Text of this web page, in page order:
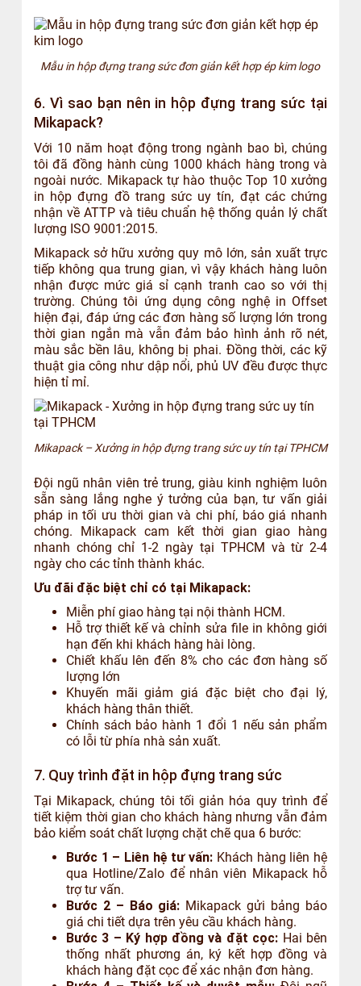
Mẫu in hộp đựng trang sức đơn giản kết hợp ép kim logo
6. Vì sao bạn nên in hộp đựng trang sức tại
Mikapack?
Với 10 năm hoạt động trong ngành bao bì, chúng
tôi đã đồng hành cùng 1000 khách hàng trong và
ngoài nước. Mikapack tự hào thuộc Top 10 xưởng
in hộp đựng đồ trang sức uy tín, đạt các chứng
nhận về ATTP và tiêu chuẩn hệ thống quản lý chất
lượng ISO 9001:2015.
Mikapack sở hữu xưởng quy mô lớn, sản xuất trực
tiếp không qua trung gian, vì vậy khách hàng luôn
nhận được mức giá sỉ cạnh tranh cao so với thị
trường. Chúng tôi ứng dụng công nghệ in Offset
hiện đại, đáp ứng các đơn hàng số lượng lớn trong
thời gian ngắn mà vẫn đảm bảo hình ảnh rõ nét,
màu sắc bền lâu, không bị phai. Đồng thời, các kỹ
thuật gia công như dập nổi, phủ UV đều được thực
hiện tỉ mỉ.
Mikapack – Xưởng in hộp đựng trang sức uy tín tại TPHCM
Đội ngũ nhân viên trẻ trung, giàu kinh nghiệm luôn
sẵn sàng lắng nghe ý tưởng của bạn, tư vấn giải
pháp in tối ưu thời gian và chi phí, báo giá nhanh
chóng. Mikapack cam kết thời gian giao hàng
nhanh chóng chỉ 1-2 ngày tại TPHCM và từ 2-4
ngày cho các tỉnh thành khác.
Ưu đãi đặc biệt chỉ có tại Mikapack:
Miễn phí giao hàng tại nội thành HCM.
Hỗ trợ thiết kế và chỉnh sửa file in không giới
hạn đến khi khách hàng hài lòng.
Chiết khấu lên đến 8% cho các đơn hàng số
lượng lớn
Khuyến mãi giảm giá đặc biệt cho đại lý,
khách hàng thân thiết.
Chính sách bảo hành 1 đổi 1 nếu sản phẩm
có lỗi từ phía nhà sản xuất.
7. Quy trình đặt in hộp đựng trang sức
Tại Mikapack, chúng tôi tối giản hóa quy trình để
tiết kiệm thời gian cho khách hàng nhưng vẫn đảm
bảo kiểm soát chất lượng chặt chẽ qua 6 bước:
Bước 1 – Liên hệ tư vấn: Khách hàng liên hệ
qua Hotline/Zalo để nhân viên Mikapack hỗ
trợ tư vấn.
Bước 2 – Báo giá: Mikapack gửi bảng báo
giá chi tiết dựa trên yêu cầu khách hàng.
Bước 3 – Ký hợp đồng và đặt cọc: Hai bên
thống nhất phương án, ký kết hợp đồng và
khách hàng đặt cọc để xác nhận đơn hàng.